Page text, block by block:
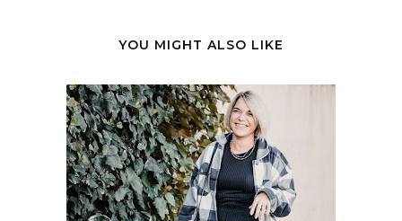
YOU MIGHT ALSO LIKE